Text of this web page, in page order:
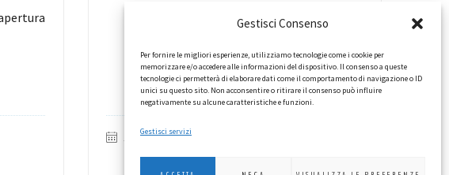
Gestisci Consenso
Per fornire le migliori esperienze, utilizziamo tecnologie come i cookie per
memorizzare e/o accedere alle informazioni del dispositivo. Il consenso a queste
tecnologie ci permetterà di elaborare dati come il comportamento di navigazione o ID
unici su questo sito. Non acconsentire o ritirare il consenso può influire
negativamente su alcune caratteristiche e funzioni.
Gestisci servizi
16/07/2026 IN EVIDENZA